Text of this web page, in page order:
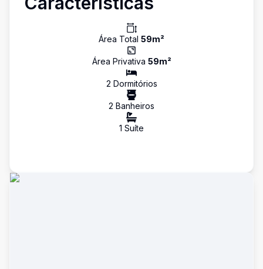
Área Total 59m²
Área Privativa 59m²
2 Dormitórios
2 Banheiros
1 Suíte